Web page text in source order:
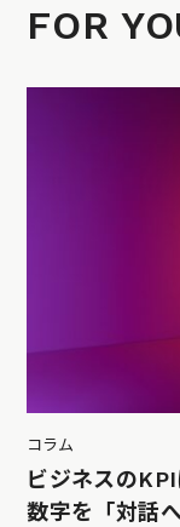
FOR
コラム
ビジネスのKPI
数字を「対話